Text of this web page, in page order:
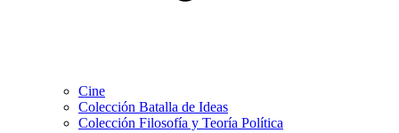
Cine
Colección Batalla de Ideas
Colección Filosofía y Teoría Política